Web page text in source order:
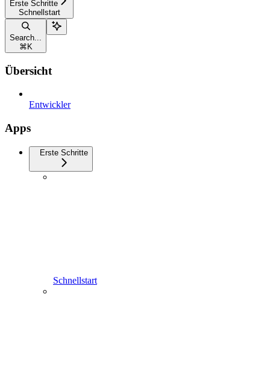
Erste Schritte
Schnellstart
Search...
⌘ K
Übersicht
Entwickler
Apps
Erste Schritte
Schnellstart